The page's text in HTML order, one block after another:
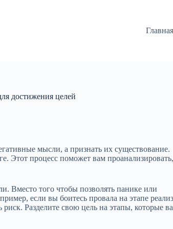
Главная
достижения целей
мысли, а признать их существование.
Этот процесс поможет вам проанализировать,
Вместо того чтобы позволять панике или
если вы боитесь провала на этапе
Разделите свою цель на этапы, которые